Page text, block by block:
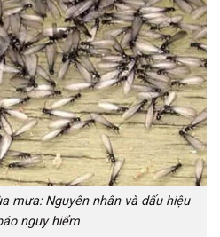
mưa: Nguyên nhân và dấu hiệu
nguy hiểm